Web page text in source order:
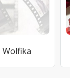
Wolfika